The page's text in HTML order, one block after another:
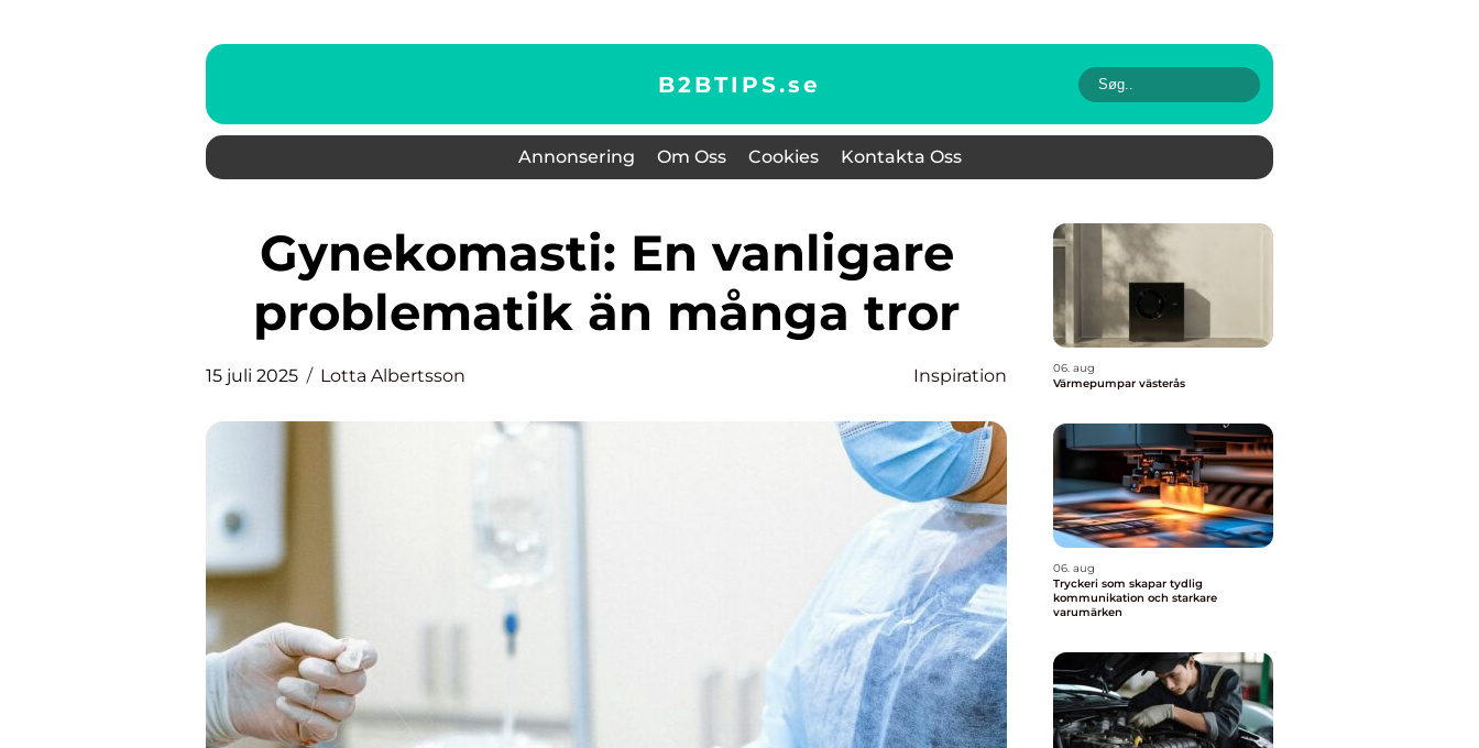
B2BTIPS.se
Annonsering Om Oss Cookies Kontakta Oss
Gynekomasti: En vanligare
problematik än många tror
15 juli 2025 Lotta Albertsson Inspiration
06. aug
Värmepumpar västerås
06. aug
Tryckeri som skapar tydlig
kommunikation och starkare
varumärken